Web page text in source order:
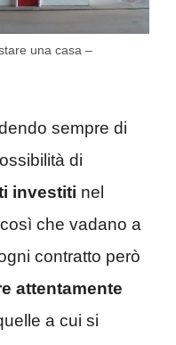
una casa –
sempre di
di
investiti nel
che vadano a
contratto però
attentamente
a cui si